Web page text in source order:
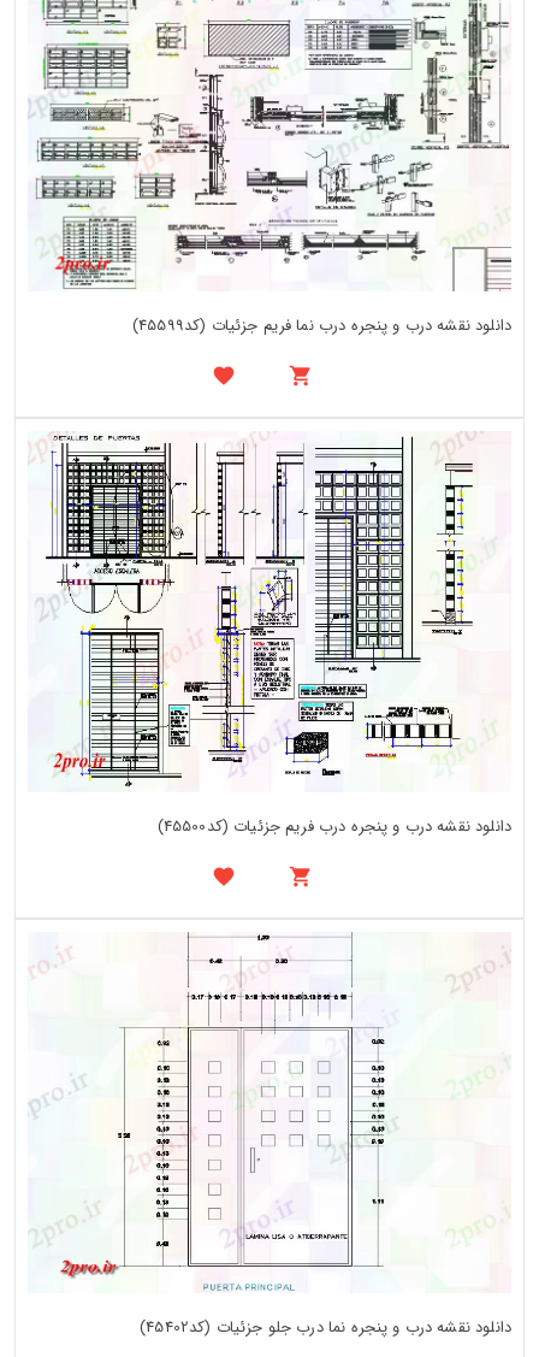
دانلود نقشه درب و پنجره درب نما فریم جزئیات (کد45599)
دانلود نقشه درب و پنجره درب فریم جزئیات (کد45500)
دانلود نقشه درب و پنجره نما درب جلو جزئیات (کد45402)